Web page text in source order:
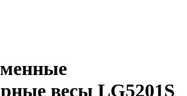
весы LG5201S